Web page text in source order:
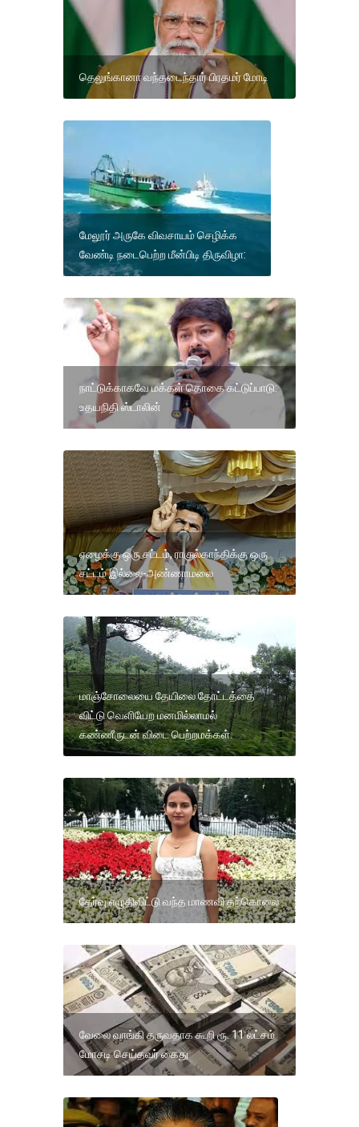
தெலுங்கானா வந்தடைந்தார் பிரதமர் மோடி
மேலூர் அருகே விவசாயம் செழிக்க
வேண்டி நடைபெற்ற மீன்பிடி திருவிழா:
நாட்டுக்காகவே மக்கள் தொகை கட்டுப்பாடு:
உதயநிதி ஸ்டாலின்
ஏழைக்கு ஒரு சட்டம், ராகுல்காந்திக்கு ஒரு
சட்டம் இல்லை-அண்ணாமலை
மாஞ்சோலையை தேயிலை தோட்டத்தை
விட்டு வெளியேற மனமில்லாமல்
கண்ணீருடன் விடை பெற்றமக்கள்.
தேர்வு எழுதிவிட்டு வந்த மாணவி தற்கொலை
வேலை வாங்கி தருவதாக கூறி ரூ. 11 லட்சம்
மோசடி செய்தவர் கைது